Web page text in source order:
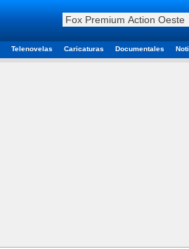
Telenovelas Caricaturas Documentales